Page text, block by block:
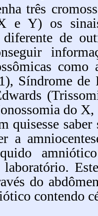
três
e Y) os sinais
de
Síndrome de
do X,
quisesse
a
laboratório.
do
contendo